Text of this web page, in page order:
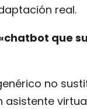
real.
que
no
asistente